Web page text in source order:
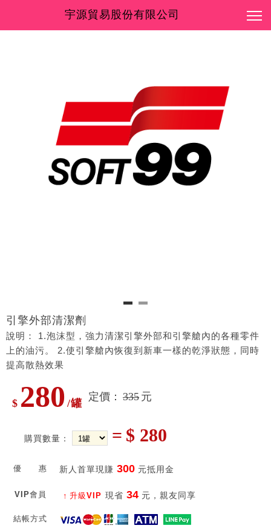
宇源貿易股份有限公司
引擎外部清潔劑
說明： 1.泡沫型，強力清潔引擎外部和引擎艙內的各種零件
上的油污。 2.使引擎艙內恢復到新車一樣的乾淨狀態，同時
提高散熱效果
$ 280 /罐
定價： 335 元
購買數量： = $ 280
優 惠 新人首單現賺 300 元抵用金
VIP會員 升級VIP 現省 34 元，親友同享
結帳方式